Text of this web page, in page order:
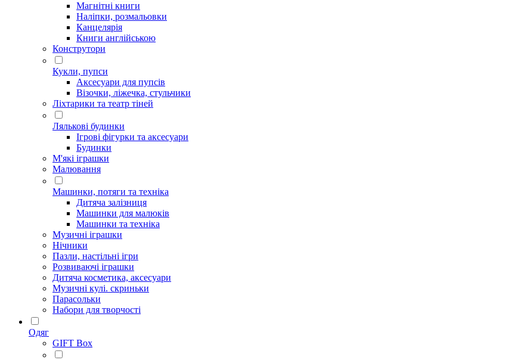
Магнітні книги
Наліпки, розмальовки
Канцелярія
Книги англійською
Конструтори
Кукли, пупси
Аксесуари для пупсів
Візочки, ліжечка, стульчики
Ліхтарики та театр тіней
Лялькові будинки
Ігрові фігурки та аксесуари
Будинки
М'які іграшки
Малювання
Машинки, потяги та техніка
Дитяча залізниця
Машинки для малюків
Машинки та техніка
Музичні іграшки
Нічники
Пазли, настільні ігри
Розвиваючі іграшки
Дитяча косметика, аксесуари
Музичні кулі. скриньки
Парасольки
Набори для творчості
Одяг
GIFT Box